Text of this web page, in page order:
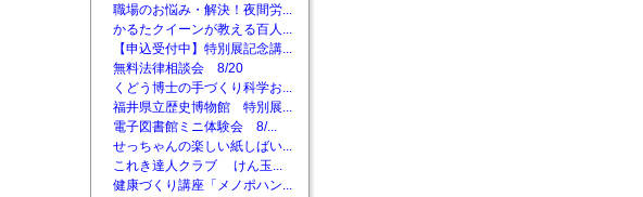
職場のお悩み・解決！夜間労...
かるたクイーンが教える百人...
【申込受付中】特別展記念講...
無料法律相談会 8/20
くどう博士の手づくり科学お...
福井県立歴史博物館 特別展...
電子図書館ミニ体験会 8/...
せっちゃんの楽しい紙しばい...
これき達人クラブ けん玉...
健康づくり講座「メノポハン...